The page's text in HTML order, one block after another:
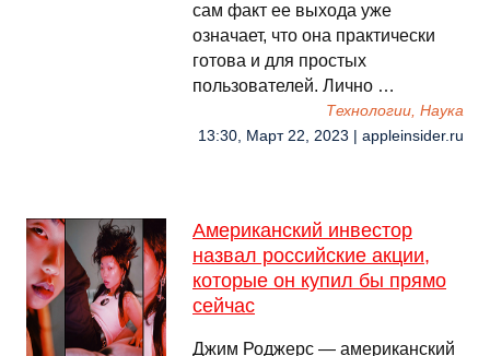
сам факт ее выхода уже
означает, что она практически
готова и для простых
пользователей. Лично …
Технологии, Наука
13:30, Март 22, 2023 | appleinsider.ru
Американский инвестор
назвал российские акции,
которые он купил бы прямо
сейчас
Джим Роджерс — американский